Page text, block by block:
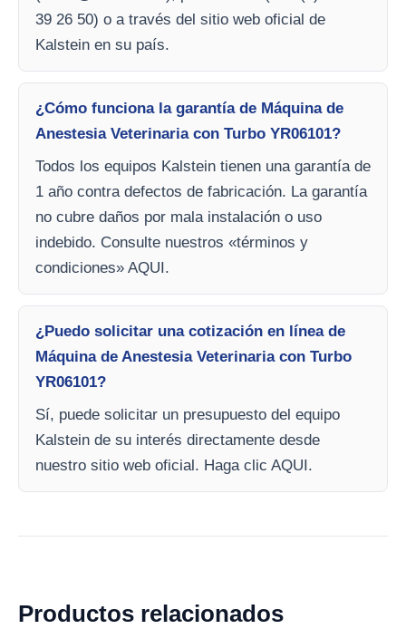
39 26 50) o a través del sitio web oficial de
Kalstein en su país.
¿Cómo funciona la garantía de Máquina de
Anestesia Veterinaria con Turbo YR06101?
Todos los equipos Kalstein tienen una garantía de
1 año contra defectos de fabricación. La garantía
no cubre daños por mala instalación o uso
indebido. Consulte nuestros «términos y
condiciones» AQUI.
¿Puedo solicitar una cotización en línea de
Máquina de Anestesia Veterinaria con Turbo
YR06101?
Sí, puede solicitar un presupuesto del equipo
Kalstein de su interés directamente desde
nuestro sitio web oficial. Haga clic AQUI.
Productos relacionados